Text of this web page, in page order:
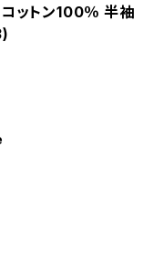
ットン100％ 半袖